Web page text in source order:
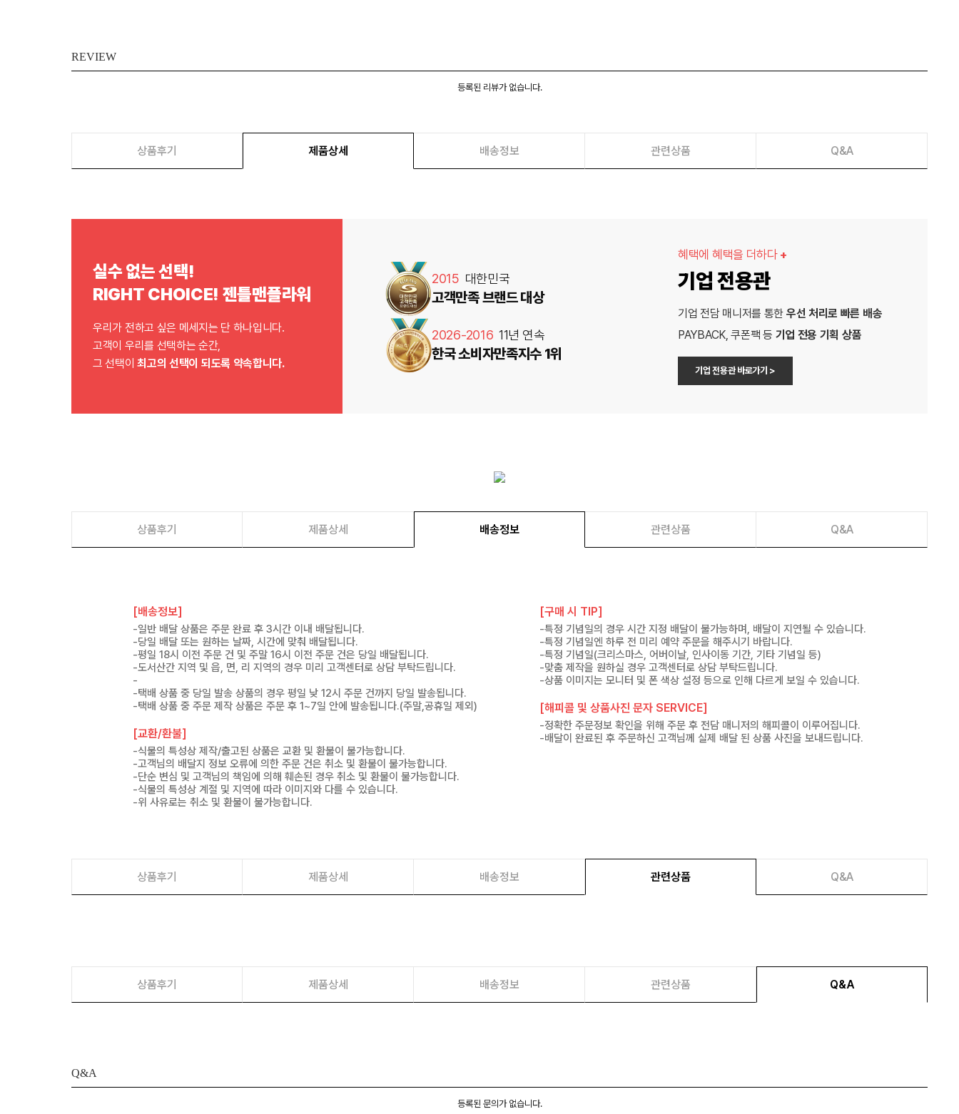
REVIEW
등록된 리뷰가 없습니다.
상품후기 제품상세 배송정보 관련상품 Q&A
실수 없는 선택!
RIGHT CHOICE! 젠틀맨플라워
우리가 전하고 싶은 메세지는 단 하나입니다.
고객이 우리를 선택하는 순간,
그 선택이최고의 선택이 되도록 약속합니다.
2015 대한민국
고객만족 브랜드 대상
2026-2016 11년 연속
한국 소비자만족지수 1위
혜택에 혜택을 더하다 +
기업 전용관
기업 전담 매니저를 통한 우선 처리로 빠른 배송
PAYBACK, 쿠폰팩 등 기업 전용 기획 상품
기업 전용관 바로가기 >
상품후기 제품상세 배송정보 관련상품 Q&A
[배송정보]
-일반 배달 상품은 주문 완료 후 3시간 이내 배달됩니다.
-당일 배달 또는 원하는 날짜, 시간에 맞춰 배달됩니다.
-평일 18시 이전 주문 건 및 주말 16시 이전 주문 건은 당일 배달됩니다.
-도서산간 지역 및 읍, 면, 리 지역의 경우 미리 고객센터로 상담 부탁드립니다.
-
-택배 상품 중 당일 발송 상품의 경우 평일 낮 12시 주문 건까지 당일 발송됩니다.
-택배 상품 중 주문 제작 상품은 주문 후 1~7일 안에 발송됩니다.(주말,공휴일 제외)
[교환/환불]
-식물의 특성상 제작/출고된 상품은 교환 및 환불이 불가능합니다.
-고객님의 배달지 정보 오류에 의한 주문 건은 취소 및 환불이 불가능합니다.
-단순 변심 및 고객님의 책임에 의해 훼손된 경우 취소 및 환불이 불가능합니다.
-식물의 특성상 계절 및 지역에 따라 이미지와 다를 수 있습니다.
-위 사유로는 취소 및 환불이 불가능합니다.
[구매 시 TIP]
-특정 기념일의 경우 시간 지정 배달이 불가능하며, 배달이 지연될 수 있습니다.
-특정 기념일엔 하루 전 미리 예약 주문을 해주시기 바랍니다.
-특정 기념일(크리스마스, 어버이날, 인사이동 기간, 기타 기념일 등)
-맞춤 제작을 원하실 경우 고객센터로 상담 부탁드립니다.
-상품 이미지는 모니터 및 폰 색상 설정 등으로 인해 다르게 보일 수 있습니다.
[해피콜 및 상품사진 문자 SERVICE]
-정확한 주문정보 확인을 위해 주문 후 전담 매니저의 해피콜이 이루어집니다.
-배달이 완료된 후 주문하신 고객님께 실제 배달 된 상품 사진을 보내드립니다.
상품후기 제품상세 배송정보 관련상품 Q&A
상품후기 제품상세 배송정보 관련상품 Q&A
Q&A
등록된 문의가 없습니다.